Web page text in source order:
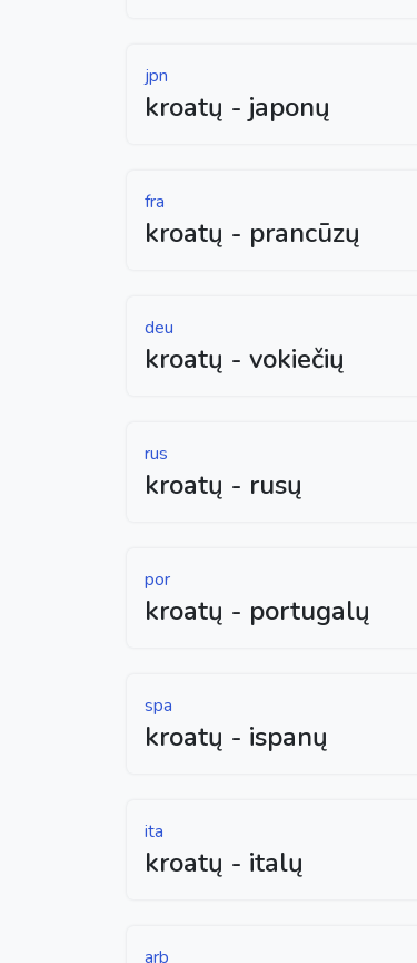
jpn
kroatų - japonų
fra
kroatų - prancūzų
deu
kroatų - vokiečių
rus
kroatų - rusų
por
kroatų - portugalų
spa
kroatų - ispanų
ita
kroatų - italų
arb